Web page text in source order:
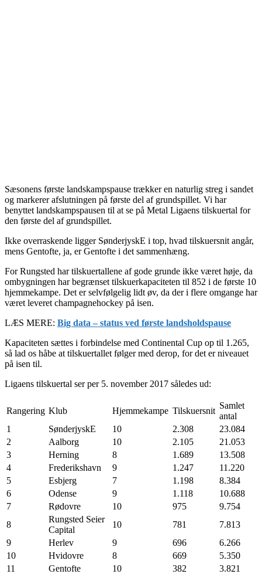
Sæsonens første landskampspause trækker en naturlig streg i sandet
og markerer afslutningen på første del af grundspillet. Vi har
benyttet landskampspausen til at se på Metal Ligaens tilskuertal for
den første del af grundspillet.
Ikke overraskende ligger SønderjyskE i top, hvad tilskuersnit angår,
mens Gentofte, ja, er Gentofte i det sammenhæng.
For Rungsted har tilskuertallene af gode grunde ikke været høje, da
ombygningen har begrænset tilskuerkapaciteten til 852 i de første 10
hjemmekampe. Det er selvfølgelig lidt øv, da der i flere omgange har
været leveret champagnehockey på isen.
LÆS MERE: Big data – status ved første landsholdspause
Kapaciteten sættes i forbindelse med Continental Cup op til 1.265,
så lad os håbe at tilskuertallet følger med derop, for det er niveauet
på isen til.
Ligaens tilskuertal ser per 5. november 2017 således ud:
Rangering Klub Hjemmekampe Tilskuersnit
Samlet
antal
1
SønderjyskE 10 2.308
23.084
2
Aalborg 10 2.105
21.053
3
Herning 8 1.689
13.508
4
Frederikshavn 9 1.247
11.220
5
Esbjerg 7 1.198
8.384
6
Odense 9 1.118
10.688
7
Rødovre 10 975
9.754
8
Rungsted Seier
Capital
10 781
7.813
9
Herlev 9 696
6.266
10
Hvidovre 8 669
5.350
11
Gentofte 10 382 3.821